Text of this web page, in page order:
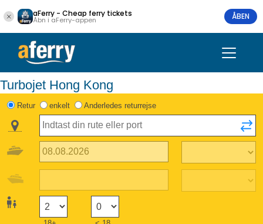
aFerry - Cheap ferry tickets
Åbn i aFerry-appen ÅBEN
Turbojet Hong Kong
Retur enkelt Anderledes returrejse